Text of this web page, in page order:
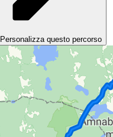
Personalizza questo percorso